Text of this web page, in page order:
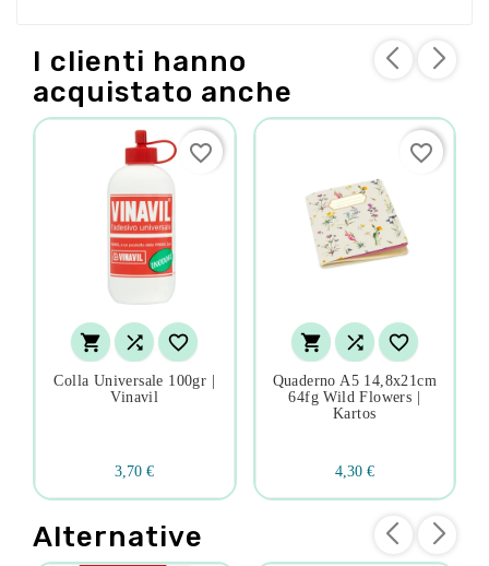
I clienti hanno
acquistato anche
  
Colla Universale 100gr |
Vinavil
3,70 €
favorite_border
  
Quaderno A5 14,8x21cm
64fg Wild Flowers |
Kartos
4,30 €
favorite_border
Alternative